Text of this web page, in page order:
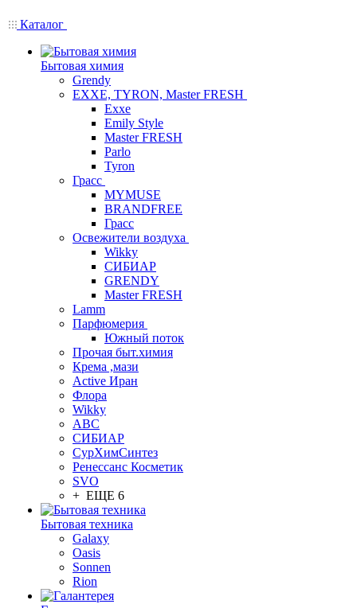
Каталог
Бытовая химия
Grendy
EXXE, TYRON, Master FRESH
Exxe
Emily Style
Master FRESH
Parlo
Tyron
Грасс
MYMUSE
BRANDFREE
Грасс
Освежители воздуха
Wikky
СИБИАР
GRENDY
Master FRESH
Lamm
Парфюмерия
Южный поток
Прочая быт.химия
Крема ,мази
Аctive Иран
Флора
Wikky
АВС
СИБИАР
СурХимСинтез
Ренессанс Косметик
SVO
+ ЕЩЕ 6
Бытовая техника
Galaxy
Oasis
Sonnen
Rion